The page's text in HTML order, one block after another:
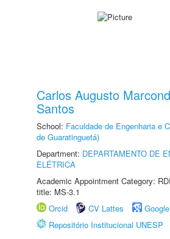
Carlos Augusto
Santos
School: Faculdade de Engenharia e
de Guaratinguetá)
Department: DEPARTAMENTO DE
ELÉTRICA
Academic Appointment Category:
title: MS-3.1
Orcid
CV Lattes
Repositório Institucional UNESP